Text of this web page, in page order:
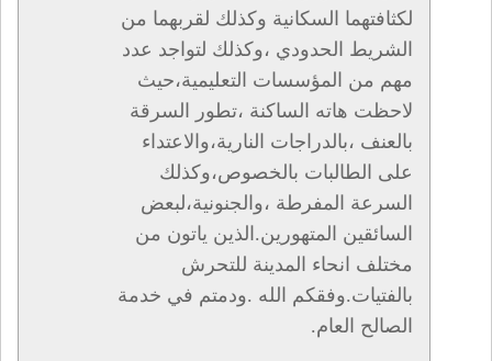
لكثافتهما السكانية وكذلك لقربهما من
الشريط الحدودي ،وكذلك لتواجد عدد
مهم من المؤسسات التعليمية،حيث
لاحظت هاته الساكنة ،تطور السرقة
بالعنف ،بالدراجات النارية،والاعتداء
على الطالبات بالخصوص،وكذلك
السرعة المفرطة ،والجنونية،لبعض
السائقين المتهورين.الذين ياتون من
مختلف انحاء المدينة للتحرش
بالفتيات.وفقكم الله .ودمتم في خدمة
الصالح العام.